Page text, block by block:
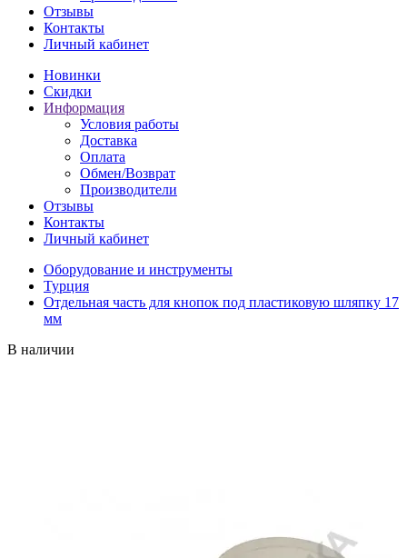
Отзывы
Контакты
Личный кабинет
Новинки
Скидки
Информация
Условия работы
Доставка
Оплата
Обмен/Возврат
Производители
Отзывы
Контакты
Личный кабинет
Оборудование и инструменты
Турция
Отдельная часть для кнопок под пластиковую шляпку 17
мм
В наличии